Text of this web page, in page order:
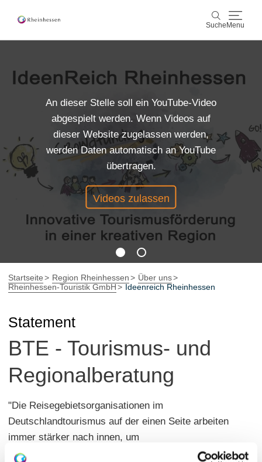
Suche Menu
Suche
Wein & Genuss
Aktiv & Natur
Kultur & Städte
Veranstaltungen
Buchung & Service
Rheinhessen-Blog Karte
An dieser Stelle soll ein YouTube-Video
abgespielt werden. Wenn Videos auf
dieser Website zugelassen werden,
werden Daten automatisch an YouTube
übertragen.
Videos zulassen
Startseite Region Rheinhessen
Über uns
Rheinhessen-Touristik GmbH
Ideenreich Rheinhessen
Statement
BTE - Tourismus- und
Regionalberatung
"Die Reisegebietsorganisationen im
Deutschlandtourismus auf der einen Seite arbeiten
immer stärker nach innen, um
Produktentwicklungsprozesse zu moderieren, wobei die